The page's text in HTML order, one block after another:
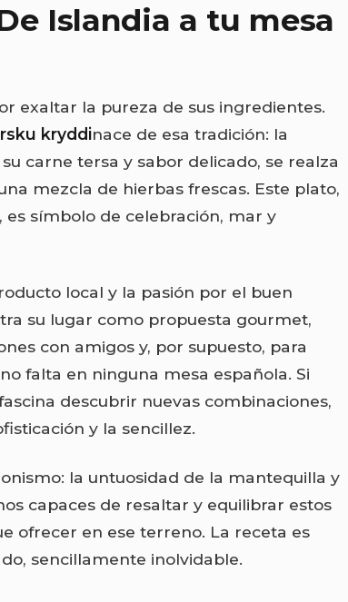
Islandia a tu mesa
exaltar la pureza de sus ingredientes.
kryddinace de esa tradición: la
carne tersa y sabor delicado, se realza
mezcla de hierbas frescas. Este plato,
es símbolo de celebración, mar y
local y la pasión por el buen
su lugar como propuesta gourmet,
con amigos y, por supuesto, para
falta en ninguna mesa española. Si
descubrir nuevas combinaciones,
y la sencillez.
la untuosidad de la mantequilla y
capaces de resaltar y equilibrar estos
ofrecer en ese terreno. La receta es
sencillamente inolvidable.